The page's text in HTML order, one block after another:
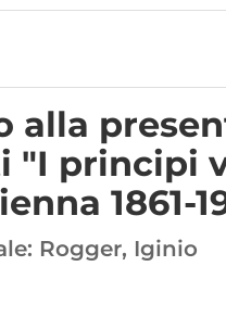
alla
"I principi
1861-
Rogger, Iginio